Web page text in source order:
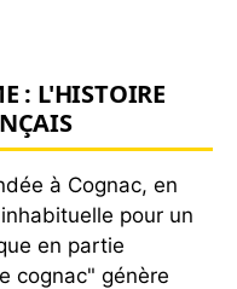
: L'HISTOIRE
à Cognac, en
pour un
en partie
cognac" génère